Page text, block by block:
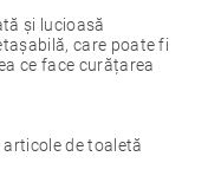
și lucioasă
care poate fi
ce face curățarea
de toaletă